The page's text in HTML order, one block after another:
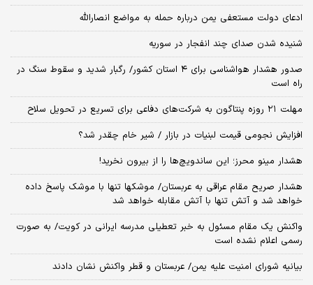
ادعای دولت مستعفی یمن درباره حمله به مواضع انصارالله
شنیده شدن صدای چند انفجار در سوریه
صدور هشدار هواشناسی برای ۴ استان کشور/ رگبار شدید و سقوط سنگ در
راه است
مهلت ۲۱ روزه پنتاگون به شرکت‌های دفاعی برای تسریع در تحویل سلاح
افزایش نجومی قیمت لبنیات در بازار / شیر خام چقدر شد؟
هشدار مینو محرز؛ این ساندویچ‌ها را از بیرون نخرید!
هشدار صریح مقام عراقی به عربستان/ موشکها تنها با موشک پاسخ داده
خواهد شد و آتش تنها با آتش مقابله خواهد شد
واکنش یک مقام مسئول به خبر تعطیلی مدرسه ایرانی در کویت/ به صورت
رسمی اعلام نشده است
بیانیه شورای امنیت علیه یمن/ عربستان و قطر واکنش نشان دادند